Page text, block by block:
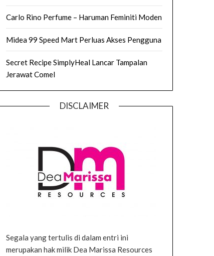
Carlo Rino Perfume – Haruman Feminiti Moden
Midea 99 Speed Mart Perluas Akses Pengguna
Secret Recipe SimplyHeal Lancar Tampalan
Jerawat Comel
DISCLAIMER
Segala yang tertulis di dalam entri ini
merupakan hak milik Dea Marissa Resources